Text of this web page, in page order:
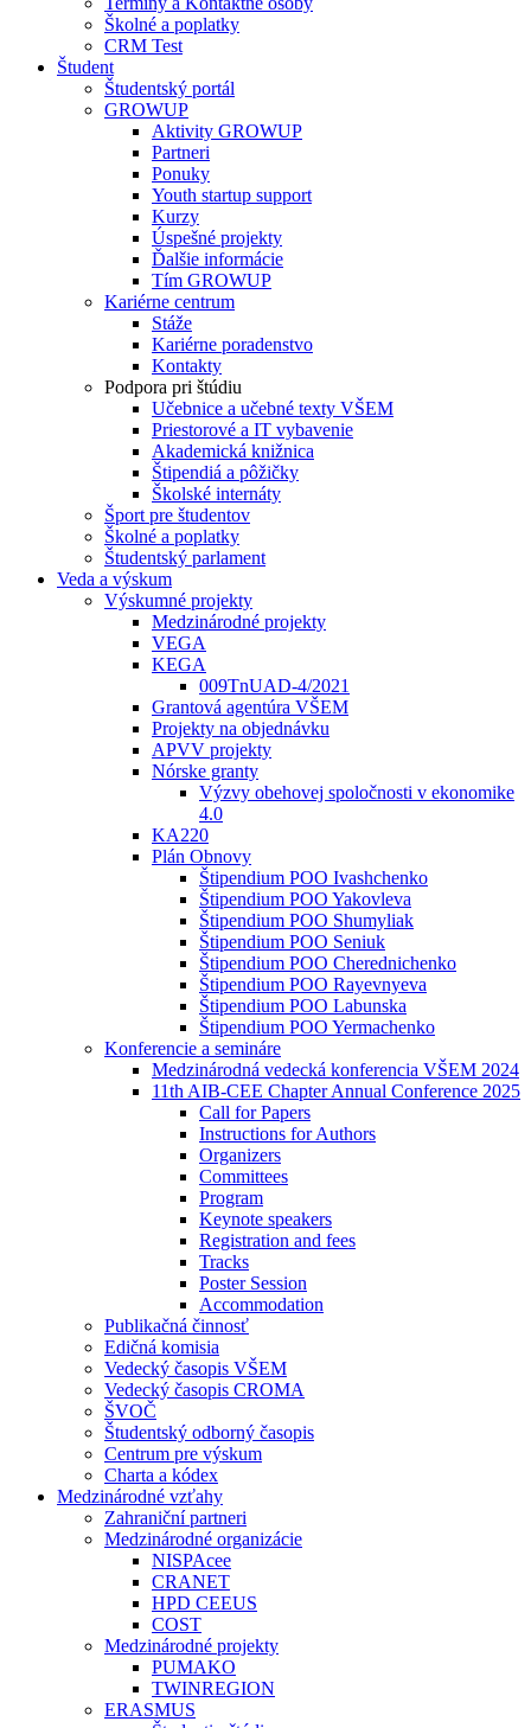
Školné a poplatky
CRM Test
Študent
Študentský portál
GROWUP
Aktivity GROWUP
Partneri
Ponuky
Youth startup support
Kurzy
Úspešné projekty
Ďalšie informácie
Tím GROWUP
Kariérne centrum
Stáže
Kariérne poradenstvo
Kontakty
Podpora pri štúdiu
Učebnice a učebné texty VŠEM
Priestorové a IT vybavenie
Akademická knižnica
Štipendiá a pôžičky
Školské internáty
Šport pre študentov
Školné a poplatky
Študentský parlament
Veda a výskum
Výskumné projekty
Medzinárodné projekty
VEGA
KEGA
009TnUAD-4/2021
Grantová agentúra VŠEM
Projekty na objednávku
APVV projekty
Nórske granty
Výzvy obehovej spoločnosti v ekonomike
4.0
KA220
Plán Obnovy
Štipendium POO Ivashchenko
Štipendium POO Yakovleva
Štipendium POO Shumyliak
Štipendium POO Seniuk
Štipendium POO Cherednichenko
Štipendium POO Rayevnyeva
Štipendium POO Labunska
Štipendium POO Yermachenko
Konferencie a semináre
Medzinárodná vedecká konferencia VŠEM 2024
11th AIB-CEE Chapter Annual Conference 2025
Call for Papers
Instructions for Authors
Organizers
Committees
Program
Keynote speakers
Registration and fees
Tracks
Poster Session
Accommodation
Publikačná činnosť
Edičná komisia
Vedecký časopis VŠEM
Vedecký časopis CROMA
ŠVOČ
Študentský odborný časopis
Centrum pre výskum
Charta a kódex
Medzinárodné vzťahy
Zahraniční partneri
Medzinárodné organizácie
NISPAcee
CRANET
HPD CEEUS
COST
Medzinárodné projekty
PUMAKO
TWINREGION
ERASMUS